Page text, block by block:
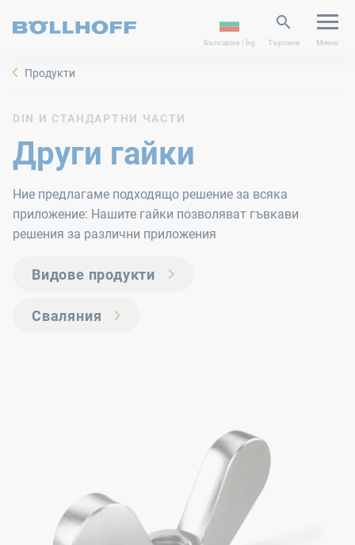
България | bg Търсене Меню
Продукти
DIN И СТАНДАРТНИ ЧАСТИ
Други гайки
Ние предлагаме подходящо решение за всяка
приложение: Нашите гайки позволяват гъвкави
решения за различни приложения
Видове продукти
Сваляния